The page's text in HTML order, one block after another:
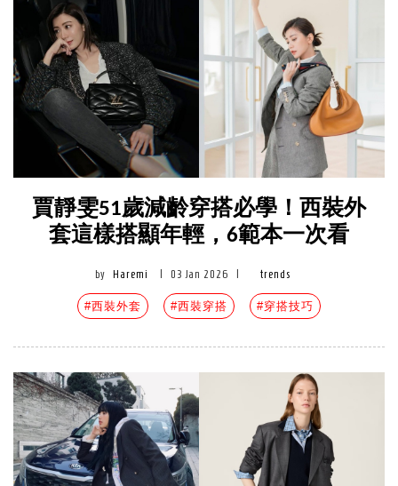
賈靜雯51歲減齡穿搭必學！西裝外
套這樣搭顯年輕，6範本一次看
by Haremi 03 Jan 2026 trends
#西裝外套 #西裝穿搭 #穿搭技巧